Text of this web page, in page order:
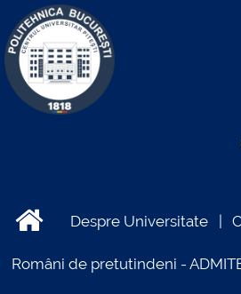
Despre Universitate
Români de pretutindeni -